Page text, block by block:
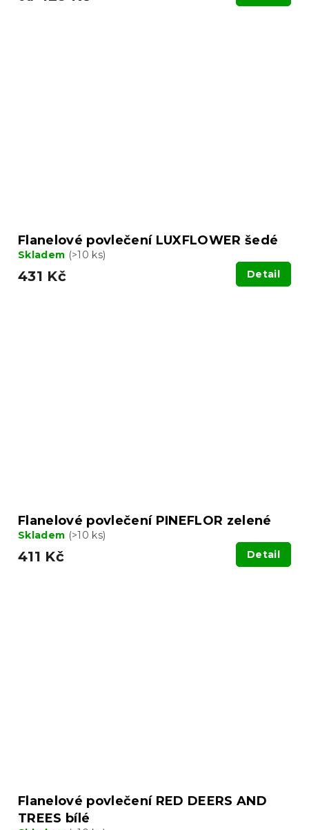
Flanelové povlečení LUXFLOWER šedé
Skladem (>10 ks)
431 Kč Detail
Flanelové povlečení PINEFLOR zelené
Skladem (>10 ks)
411 Kč Detail
Flanelové povlečení RED DEERS AND
TREES bílé